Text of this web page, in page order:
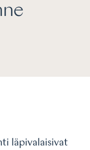
läpivalaisivat